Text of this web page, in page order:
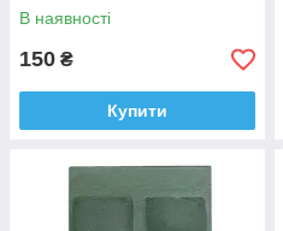
В наявності
150 ₴
Купити